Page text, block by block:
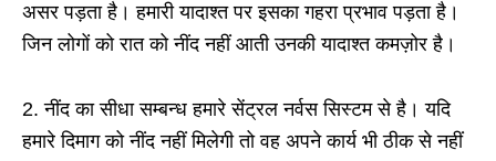
असर पड़ता है। हमारी यादाश्त पर इसका गहरा प्रभाव पड़ता है।
जिन लोगों को रात को नींद नहीं आती उनकी यादाश्त कमज़ोर है।
2. नींद का सीधा सम्बन्ध हमारे सेंट्रल नर्वस सिस्टम से है। यदि
हमारे दिमाग को नींद नहीं मिलेगी तो वह अपने कार्य भी ठीक से नहीं